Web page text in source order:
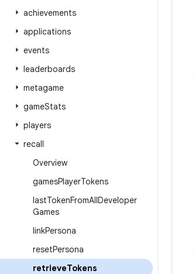
achievements
applications
events
leaderboards
metagame
gameStats
players
recall
Overview
gamesPlayerTokens
lastTokenFromAllDeveloper
Games
linkPersona
resetPersona
retrieveTokens